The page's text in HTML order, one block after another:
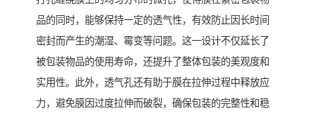
品的同时，能够保持一定的透气性，有效防止因长时间
密封而产生的潮湿、霉变等问题。这一设计不仅延长了
被包装物品的使用寿命，还提升了整体包装的美观度和
实用性。此外，透气孔还有助于膜在拉伸过程中释放应
力，避免膜因过度拉伸而破裂，确保包装的完整性和稳